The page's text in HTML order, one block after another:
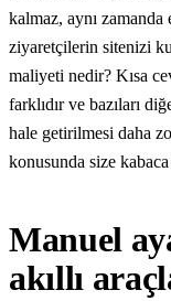
kalmaz, aynı
ziyaretçilerin sitenizi
maliyeti nedir? Kısa
farklıdır ve bazıları
hale getirilmesi daha
konusunda size
Manuel
akıllı